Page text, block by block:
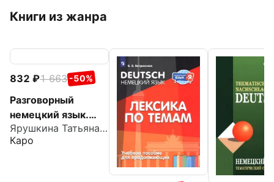
Книги из жанра
832 1 663 -50%
Разговорный
немецкий язык.
Интенсивный курсЯрушкина Татьяна Семеновна
Каро